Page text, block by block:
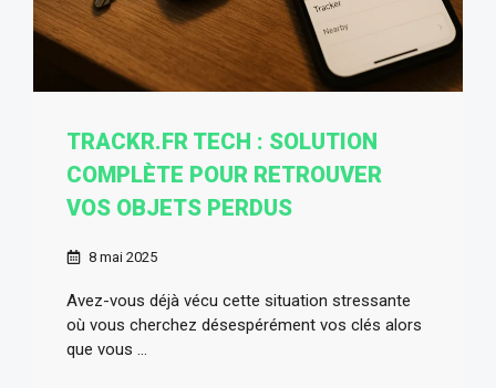
TRACKR.FR TECH : SOLUTION
COMPLÈTE POUR RETROUVER
VOS OBJETS PERDUS
8 mai 2025
Avez-vous déjà vécu cette situation stressante
où vous cherchez désespérément vos clés alors
que vous ...